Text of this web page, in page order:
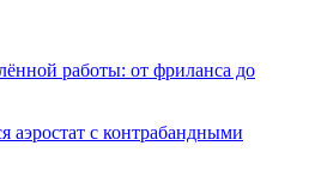
работы: от фриланса до
аэростат с контрабандными